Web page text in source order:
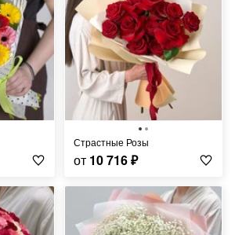
Страстные Розы
от 10 716₽